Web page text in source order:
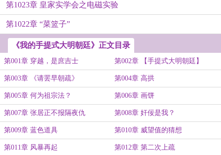
第1023章 皇家实学会之电磁实验
第1022章 “菜篮子”
《我的手提式大明朝廷》正文目录
第001章 穿越，是庶吉士 第002章 【手提式大明朝廷】
第003章 《请罢早朝疏》 第004章 高拱
第005章 何为祖宗法？ 第006章 画饼
第007章 张居正不报隔夜仇 第008章 奸佞是我？
第009章 蓝色道具 第010章 威望值的猜想
第011章 风暴再起 第012章 第二次上疏